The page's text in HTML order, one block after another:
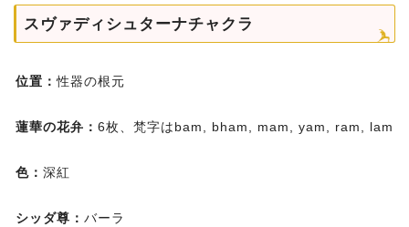
スヴァディシュターナチャクラ
位置：性器の根元
蓮華の花弁： 6枚、梵字はbam, bham, mam, yam, ram, lam
色： 深紅
シッダ尊： バーラ